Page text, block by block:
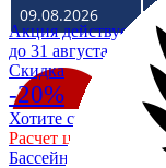
Акция действует
до 31 августа
Cкидка
-20%
Хотите скидку 20%
Расчет цены со
Бассейн уже